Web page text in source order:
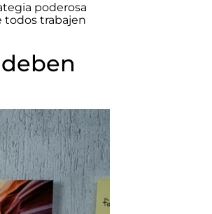
poderosa
todos trabajen